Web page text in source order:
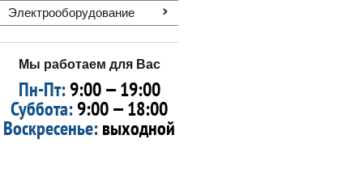
Электрооборудование
Мы работаем для Вас
Пн-Пт:9:00 — 19:00
Суббота:9:00 — 18:00
Воскресенье:выходной